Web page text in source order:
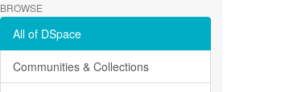
BROWSE
All of DSpace
Communities & Collections